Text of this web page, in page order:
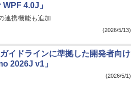
4.0J」
連携機能も追加
(2026/5/13)
イドラインに準拠した開発者向け
2026J v1」
(2026/5/1)